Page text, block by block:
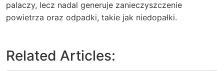
palaczy, lecz nadal generuje zanieczyszczenie
powietrza oraz odpadki, takie jak niedopałki.
Related Articles: